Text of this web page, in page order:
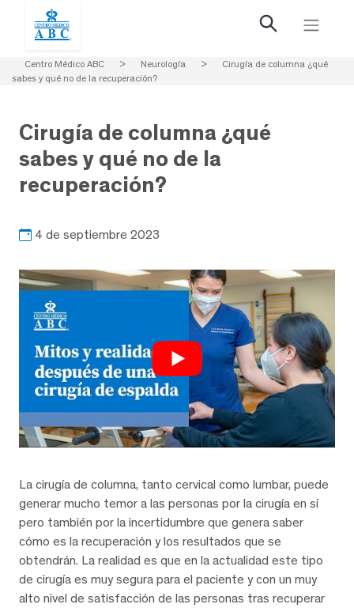
Centro Médico ABC > Neurología >
Cirugía de columna ¿qué
sabes y qué no de la recuperación?
Cirugía de columna ¿qué
sabes y qué no de la
recuperación?
4 de septiembre 2023
La cirugía de columna, tanto cervical como lumbar, puede
generar mucho temor a las personas por la cirugía en sí
pero también por la incertidumbre que genera saber
cómo es la recuperación y los resultados que se
obtendrán. La realidad es que en la actualidad este tipo
de cirugía es muy segura para el paciente y con un muy
alto nivel de satisfacción de las personas tras recuperar